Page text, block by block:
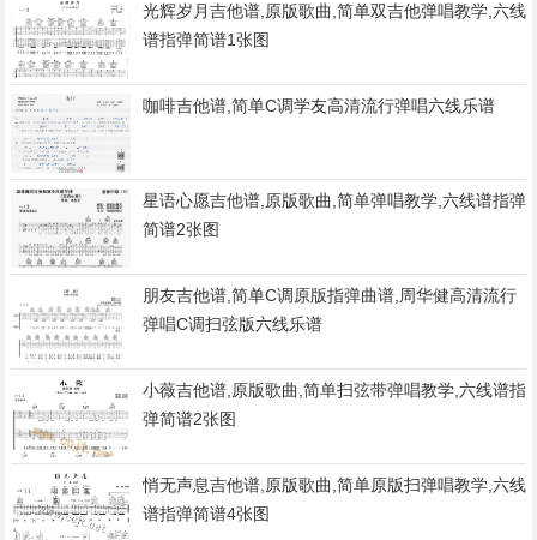
光辉岁月吉他谱,原版歌曲,简单双吉他弹唱教学,六线
谱指弹简谱1张图
咖啡吉他谱,简单C调学友高清流行弹唱六线乐谱
星语心愿吉他谱,原版歌曲,简单弹唱教学,六线谱指弹
简谱2张图
朋友吉他谱,简单C调原版指弹曲谱,周华健高清流行
弹唱C调扫弦版六线乐谱
小薇吉他谱,原版歌曲,简单扫弦带弹唱教学,六线谱指
弹简谱2张图
悄无声息吉他谱,原版歌曲,简单原版扫弹唱教学,六线
谱指弹简谱4张图